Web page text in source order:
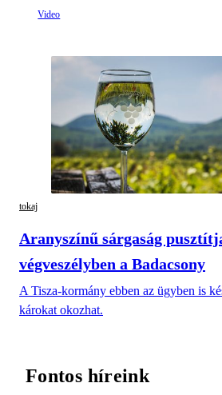
tokaj
Aranyszínű sárgaság
végveszélyben a Badacsony
A Tisza-kormány ebben az ügyben is
károkat okozhat.
Fontos híreink